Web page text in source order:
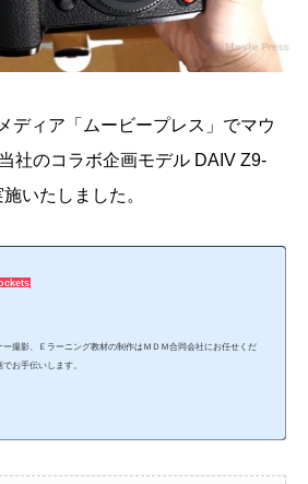
ディア「ムービープレス」でマウ
社のコラボ企画モデル DAIV Z9-
いたしました。
撮影、Ｅラーニング教材の制作はＭＤＭ合同会社にお任せくだ
お手伝いします。